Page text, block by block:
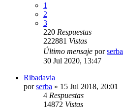
1
2
3
220 Respuestas
222881 Vistas
Último mensaje porserba
30 Jul 2020, 13:47
Ribadavia
porserba » 15 Jul 2018, 20:01
4 Respuestas
14872 Vistas